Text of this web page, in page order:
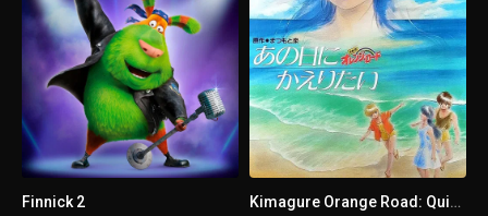
1 - 5 Episodio 5
1 - 6 Episodio 6
1 - 7 Episodio 7
Finnick 2 Kimagure Orange Road: Quiero volver a ese día